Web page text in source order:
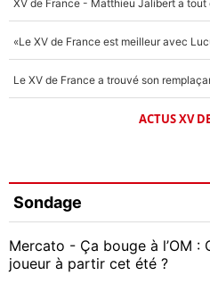
ACTUS XV
Sondage
Mercato - Ça bouge à l’OM
joueur à partir cet été ?